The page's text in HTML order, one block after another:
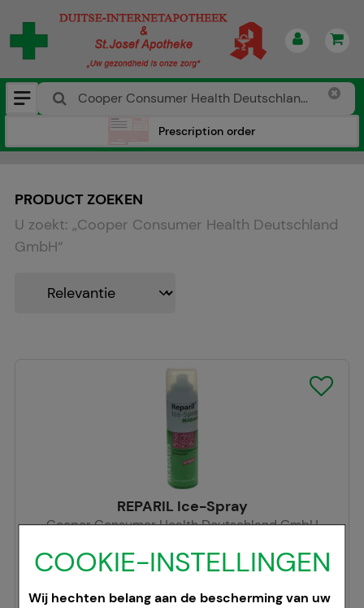
COOKIE-INSTELLINGEN
Wij hechten belang aan de bescherming van uw
Prescription order
PRODUCT ZOEKEN
U zoekt: „Cooper Consumer Health Deutschland
GmbH“
REPARIL Ice-Spray
Cooper Consumer Health Deutschland GmbH
200ml
sprayen
01881095